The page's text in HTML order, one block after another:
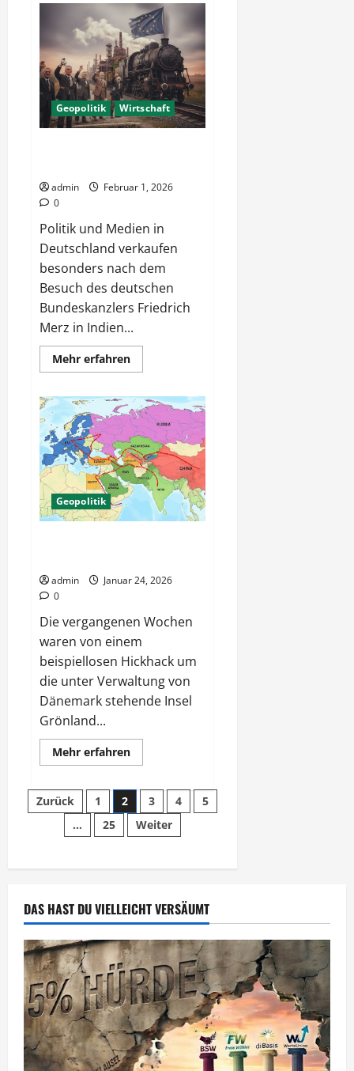
–
Kriegsgefahr
im
Baltikum
Geopolitik Wirtschaft
admin
Februar 1, 2026
0
Politik und Medien in
Deutschland verkaufen
besonders nach dem
Besuch des deutschen
Bundeskanzlers Friedrich
Merz in Indien...
Mehr erfahrenMehr
Informationen
–
EU
Freihandel
mit
Indien
Geopolitik
admin
Januar 24, 2026
0
Die vergangenen Wochen
waren von einem
beispiellosen Hickhack um
die unter Verwaltung von
Dänemark stehende Insel
Grönland...
Mehr erfahrenMehr
Informationen
und
Handelswege
in
Eurasien
Seitennummerierung
Beiträge
Zurück 1 2 3 4
5
…
25 Weiter
DAS HAST DU VIELLEICHT VERSÄUMT